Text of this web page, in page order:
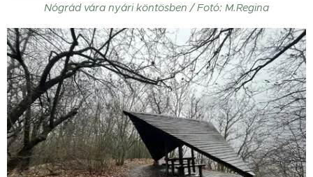
Nógrád vára nyári köntösben / Fotó: M.Regina